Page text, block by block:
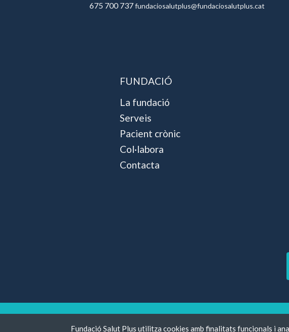
675 700 737fundaciosalutplus@fundaciosalutplus.cat
FUNDACIÓ
La fundació
Serveis
Pacient crònic
Col·labora
Contacta
Fundació Salut Plus utilitza cookies amb finalitats funcionals i